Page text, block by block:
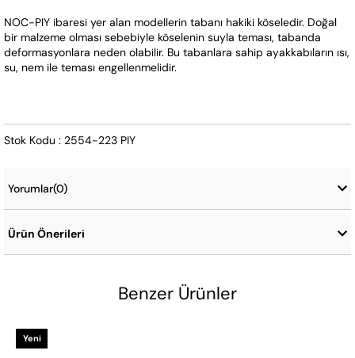
NOC-PIY ibaresi yer alan modellerin tabanı hakiki köseledir. Doğal
bir malzeme olması sebebiyle köselenin suyla teması, tabanda
deformasyonlara neden olabilir. Bu tabanlara sahip ayakkabıların ısı,
su, nem ile teması engellenmelidir.
Stok Kodu : 2554-223 PIY
Yorumlar(0)
Ürün Önerileri
Benzer Ürünler
Yeni